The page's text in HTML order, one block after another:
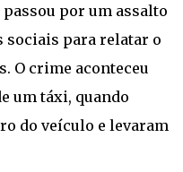
por um assalto
sociais para relatar o
O crime aconteceu
um táxi, quando
do veículo e levaram